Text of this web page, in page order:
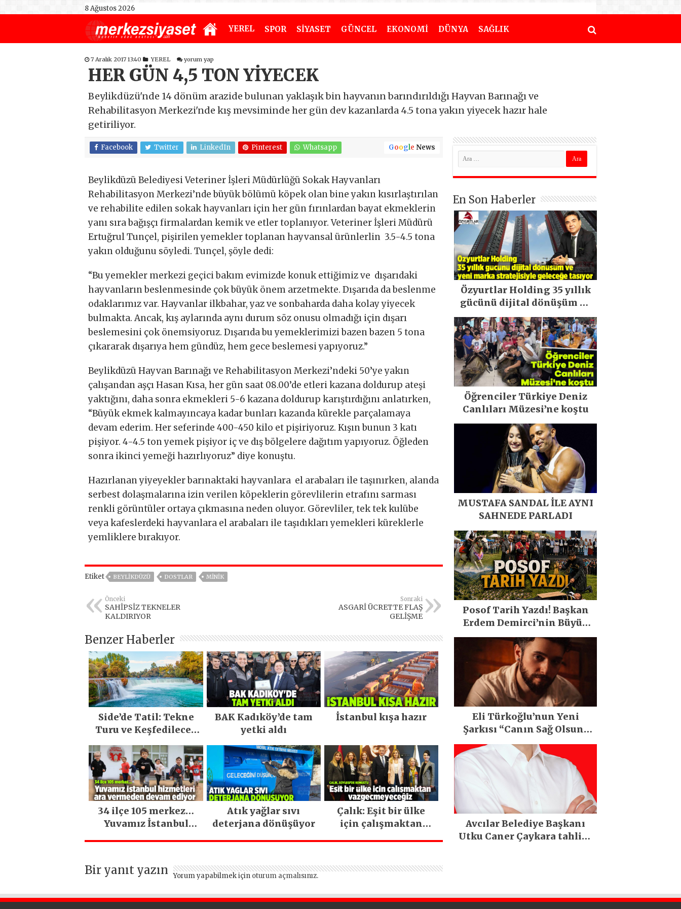
8 Ağustos 2026
YEREL SPOR SİYASET GÜNCEL EKONOMİ DÜNYA SAĞLIK
7 Aralık 2017 13:40 YEREL yorum yap
HER GÜN 4,5 TON YİYECEK
Beylikdüzü'nde 14 dönüm arazide bulunan yaklaşık bin hayvanın barındırıldığı Hayvan Barınağı ve
Rehabilitasyon Merkezi'nde kış mevsiminde her gün dev kazanlarda 4.5 tona yakın yiyecek hazır hale
getiriliyor.
Facebook Twitter LinkedIn Pinterest Whatsapp Google News
Beylikdüzü Belediyesi Veteriner İşleri Müdürlüğü Sokak Hayvanları
Rehabilitasyon Merkezi’nde büyük bölümü köpek olan bine yakın kısırlaştırılan
ve rehabilite edilen sokak hayvanları için her gün fırınlardan bayat ekmeklerin
yanı sıra bağışçı firmalardan kemik ve etler toplanıyor. Veteriner İşleri Müdürü
Ertuğrul Tunçel, pişirilen yemekler toplanan hayvansal ürünlerlin 3.5-4.5 tona
yakın olduğunu söyledi. Tunçel, şöyle dedi:
“Bu yemekler merkezi geçici bakım evimizde konuk ettiğimiz ve dışarıdaki
hayvanların beslenmesinde çok büyük önem arzetmekte. Dışarıda da beslenme
odaklarımız var. Hayvanlar ilkbahar, yaz ve sonbaharda daha kolay yiyecek
bulmakta. Ancak, kış aylarında aynı durum söz onusu olmadığı için dışarı
beslemesini çok önemsiyoruz. Dışarıda bu yemeklerimizi bazen bazen 5 tona
çıkararak dışarıya hem gündüz, hem gece beslemesi yapıyoruz.”
Beylikdüzü Hayvan Barınağı ve Rehabilitasyon Merkezi’ndeki 50’ye yakın
çalışandan aşçı Hasan Kısa, her gün saat 08.00’de etleri kazana doldurup ateşi
yaktığını, daha sonra ekmekleri 5-6 kazana doldurup karıştırdığını anlatırken,
“Büyük ekmek kalmayıncaya kadar bunları kazanda kürekle parçalamaya
devam ederim. Her seferinde 400-450 kilo et pişiriyoruz. Kışın bunun 3 katı
pişiyor. 4-4.5 ton yemek pişiyor iç ve dış bölgelere dağıtım yapıyoruz. Öğleden
sonra ikinci yemeği hazırlıyoruz” diye konuştu.
Hazırlanan yiyeyekler barınaktaki hayvanlara el arabaları ile taşınırken, alanda
serbest dolaşmalarına izin verilen köpeklerin görevlilerin etrafını sarması
renkli görüntüler ortaya çıkmasına neden oluyor. Görevliler, tek tek kulübe
veya kafeslerdeki hayvanlara el arabaları ile taşıdıkları yemekleri küreklerle
yemliklere bırakıyor.
Etiket BEYLIKDÜZÜ DOSTLAR MINIK
Önceki
SAHİPSİZ TEKNELER
KALDIRIYOR
Sonraki
ASGARİ ÜCRETTE FLAŞ
GELİŞME
Benzer Haberler
Side’de Tatil: Tekne
Turu ve Keşfedilecek
BAK Kadıköy’de tam
yetki aldı
İstanbul kışa hazır
34 ilçe 105 merkez…
Yuvamız İstanbul
Atık yağlar sıvı
deterjana dönüşüyor
Çalık: Eşit bir ülke
için çalışmaktan
Bir yanıt yazın Yorum yapabilmek için oturum açmalısınız.
En Son Haberler
Özyurtlar Holding 35 yıllık
gücünü dijital dönüşüm ve
yeni marka stratejisiyle
geleceğe taşıyor
Öğrenciler Türkiye Deniz
Canlıları Müzesi’ne koştu
MUSTAFA SANDAL İLE AYNI
SAHNEDE PARLADI
Posof Tarih Yazdı! Başkan
Erdem Demirci’nin Büyük
Emeğiyle Son Yılların En
Büyük Festivali Gerçekleşti
Eli Türkoğlu’nun Yeni
Şarkısı “Canın Sağ Olsun”
Büyük İlgi Gördü!..
Avcılar Belediye Başkanı
Utku Caner Çaykara tahliye